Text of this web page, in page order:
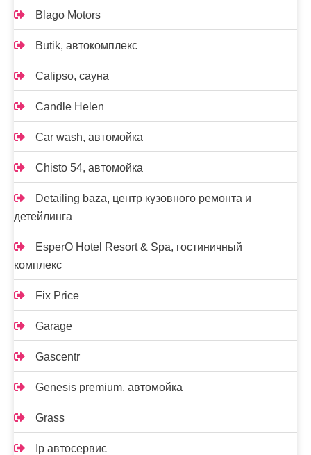
Blago Motors
Butik, автокомплекс
Calipso, сауна
Candle Helen
Car wash, автомойка
Chisto 54, автомойка
Detailing baza, центр кузовного ремонта и
детейлинга
EsperO Hotel Resort & Spa, гостиничный
комплекс
Fix Price
Garage
Gascentr
Genesis premium, автомойка
Grass
Ip автосервис